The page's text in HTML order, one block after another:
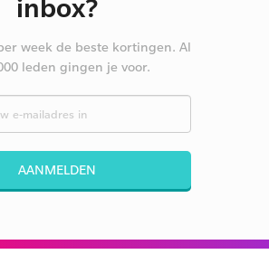
inbox?
week de beste kortingen. Al
leden gingen je voor.
AANMELDEN